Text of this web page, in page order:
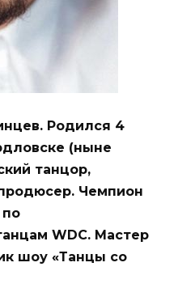
Родился 4
(ныне
танцор,
Чемпион
по
WDC. Мастер
шоу «Танцы со